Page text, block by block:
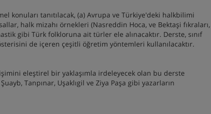
konuları tanıtılacak, (a) Avrupa ve Türkiye'deki halkbilimi
halk mizahı örnekleri (Nasreddin Hoca, ve Bektaşi fıkraları,
gibi Türk folkloruna ait türler ele alınacaktır. Derste, sınıf
de içeren çeşitli öğretim yöntemleri kullanılacaktır.
eleştirel bir yaklaşımla irdeleyecek olan bu derste
Tanpınar, Uşaklıgil ve Ziya Paşa gibi yazarların